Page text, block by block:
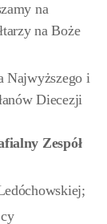
na
na Boże
Najwyższego i
Diecezji
Zespół